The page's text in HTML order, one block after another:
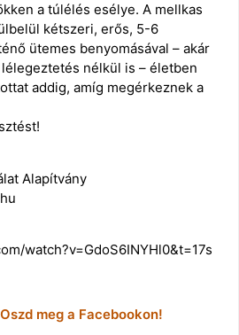
a túlélés esélye. A mellkas
kétszeri, erős, 5-6
ütemes benyomásával – akár
nélkül is – életben
addig, amíg megérkeznek a
Alapítvány
watch?v=GdoS6INYHl0&t=17s
meg a Facebookon!